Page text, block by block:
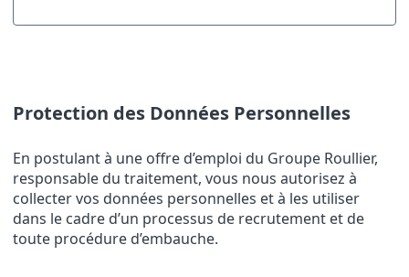
Protection des Données Personnelles
En postulant à une offre d’emploi du Groupe Roullier,
responsable du traitement, vous nous autorisez à
collecter vos données personnelles et à les utiliser
dans le cadre d’un processus de recrutement et de
toute procédure d’embauche.